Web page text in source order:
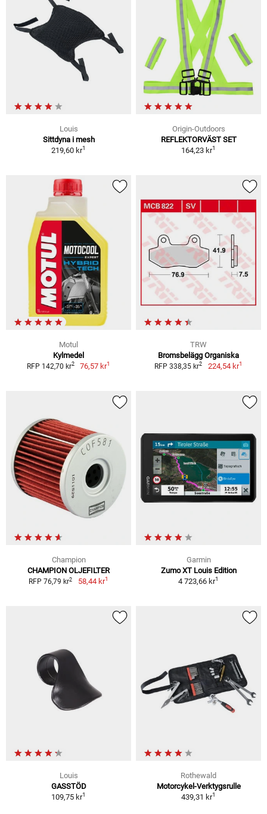
Louis
Sittdyna i mesh
219,60 kr1
Origin-Outdoors
REFLEKTORVÄST SET
164,23 kr1
Motul
Kylmedel
RFP 142,70 kr2 76,57 kr1
TRW
Bromsbelägg Organiska
RFP 338,35 kr2 224,54 kr1
Champion
CHAMPION OLJEFILTER
RFP 76,79 kr2 58,44 kr1
Garmin
Zumo XT Louis Edition
4 723,66 kr1
Louis
GASSTÖD
109,75 kr1
Rothewald
Motorcykel-Verktygsrulle
439,31 kr1